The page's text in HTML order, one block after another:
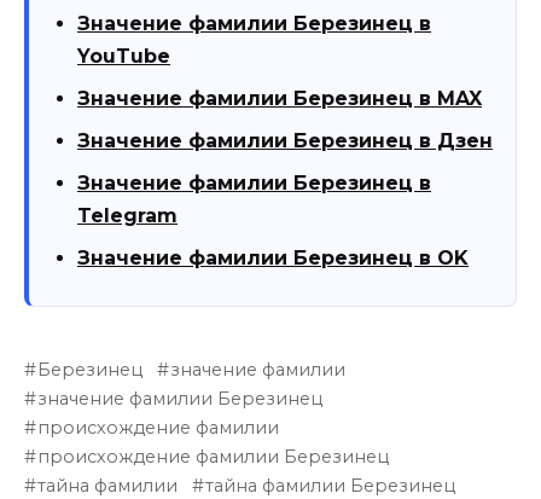
Значение фамилии Березинец в
YouTube
Значение фамилии Березинец в MAX
Значение фамилии Березинец в Дзен
Значение фамилии Березинец в
Telegram
Значение фамилии Березинец в OK
Березинец
значение фамилии
значение фамилии Березинец
происхождение фамилии
происхождение фамилии Березинец
тайна фамилии
тайна фамилии Березинец